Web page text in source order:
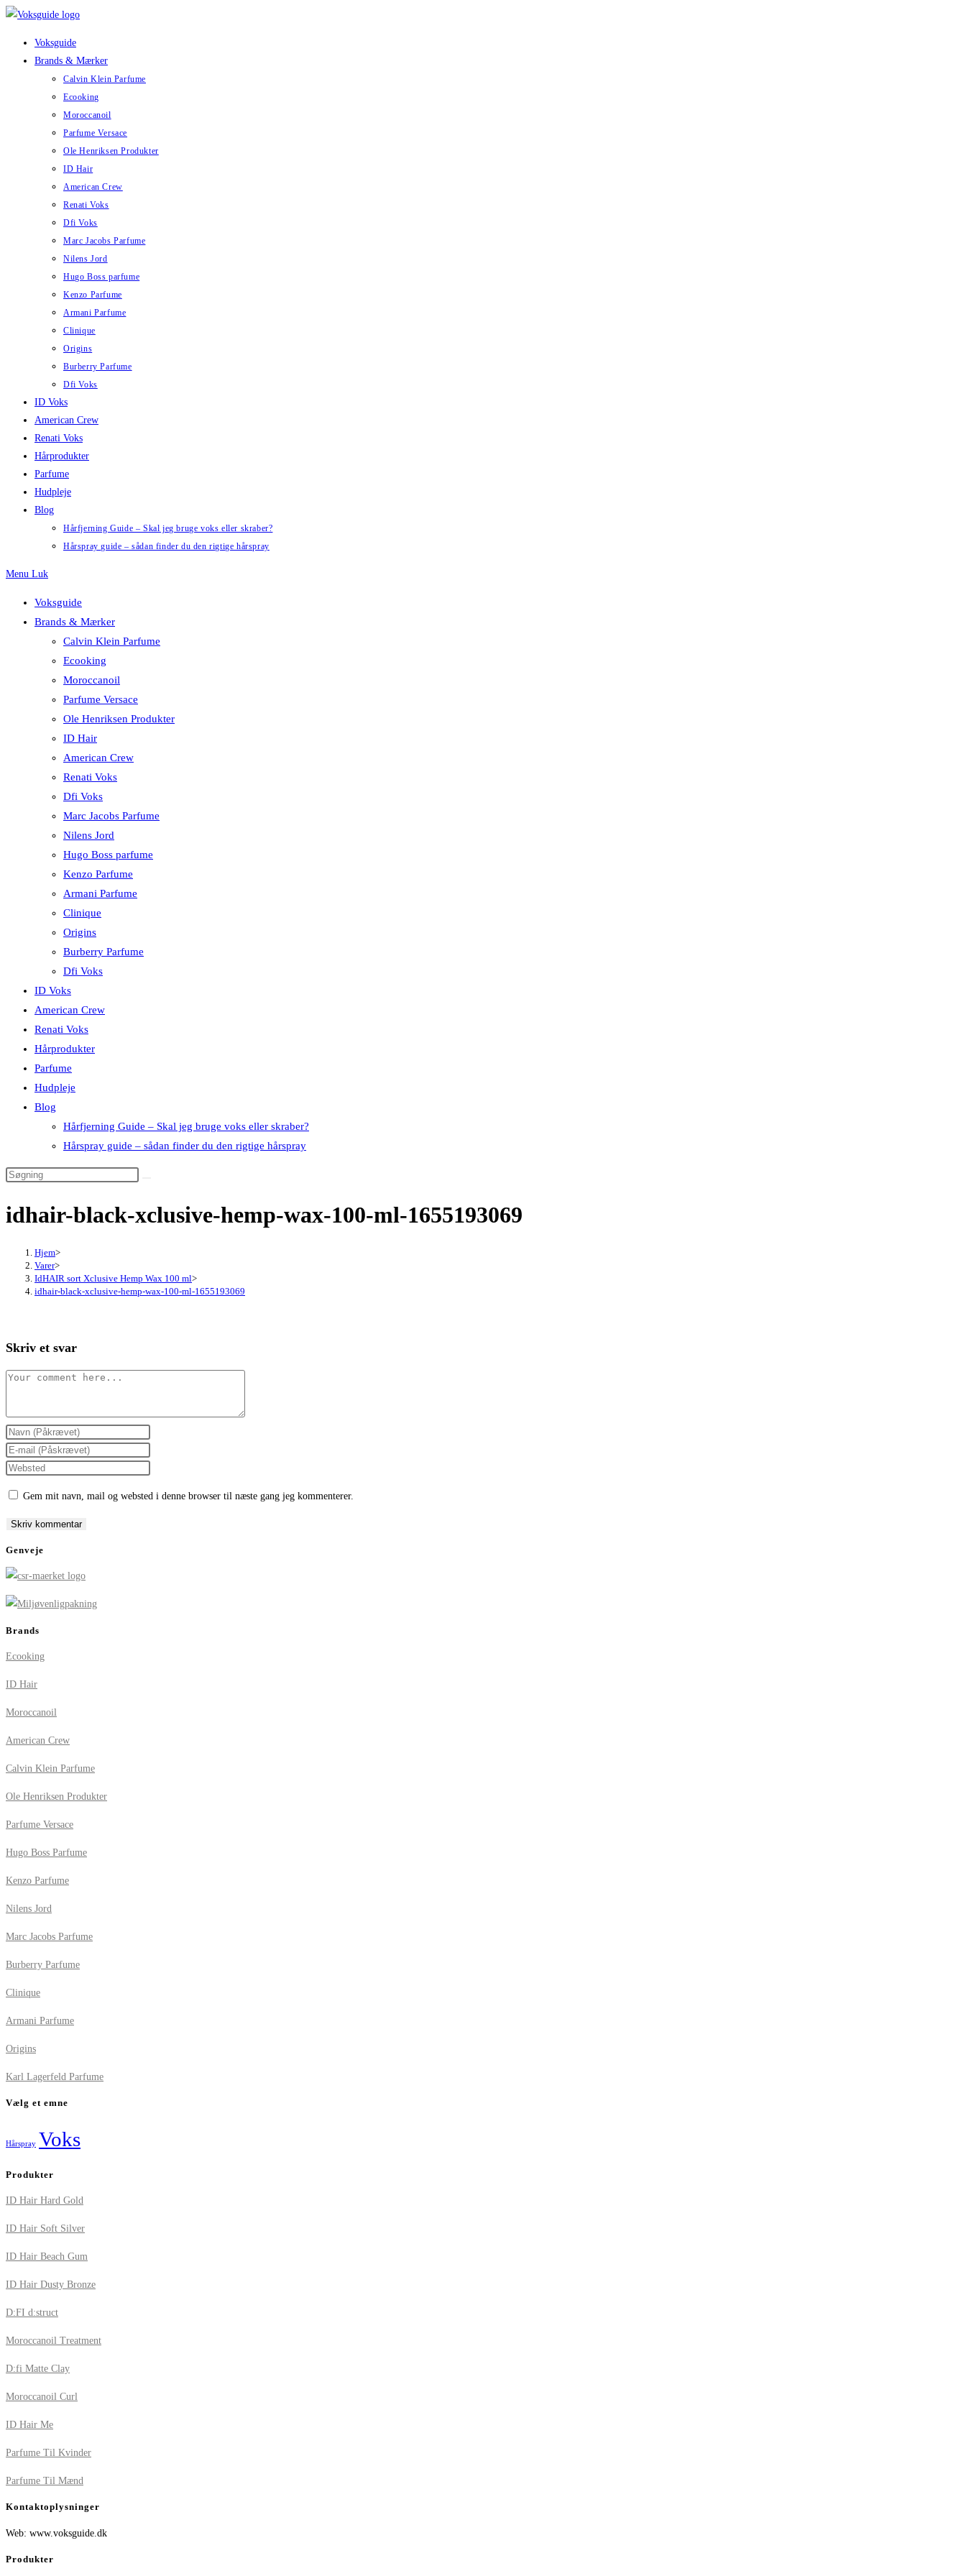
Skip
Voksguide
Brands & Mærker
Calvin Klein Parfume
Ecooking
Moroccanoil
Parfume Versace
Ole Henriksen Produkter
ID Hair
American Crew
Renati Voks
Dfi Voks
Marc Jacobs Parfume
Nilens Jord
Hugo Boss parfume
Kenzo Parfume
Armani Parfume
Clinique
Origins
Burberry Parfume
Dfi Voks
ID Voks
American Crew
Renati Voks
Hårprodukter
Parfume
Hudpleje
Blog
Hårfjerning Guide – Skal jeg bruge voks eller skraber?
Hårspray guide – sådan finder du den rigtige hårspray
Menu Luk
Voksguide
Brands & Mærker
Calvin Klein Parfume
Ecooking
Moroccanoil
Parfume Versace
Ole Henriksen Produkter
ID Hair
American Crew
Renati Voks
Dfi Voks
Marc Jacobs Parfume
Nilens Jord
Hugo Boss parfume
Kenzo Parfume
Armani Parfume
Clinique
Origins
Burberry Parfume
Dfi Voks
ID Voks
American Crew
Renati Voks
Hårprodukter
Parfume
Hudpleje
Blog
Hårfjerning Guide – Skal jeg bruge voks eller skraber?
Hårspray guide – sådan finder du den rigtige hårspray
idhair-black-xclusive-hemp-wax-100-ml-1655193069
Hjem>
Varer>
IdHAIR sort Xclusive Hemp Wax 100 ml>
idhair-black-xclusive-hemp-wax-100-ml-1655193069
Skriv et svar
Comment
Enter
your
name
to
Enter
your
to
Enter
URL
Gem mit navn, mail og websted i denne browser til næste gang jeg kommenterer.
Genveje
Brands
Ecooking
ID Hair
Moroccanoil
American Crew
Calvin Klein Parfume
Ole Henriksen Produkter
Parfume Versace
Hugo Boss Parfume
Kenzo Parfume
Nilens Jord
Marc Jacobs Parfume
Burberry Parfume
Clinique
Armani Parfume
Origins
Karl Lagerfeld Parfume
Vælg et emne
Hårspray Voks
Produkter
ID Hair Hard Gold
ID Hair Soft Silver
ID Hair Beach Gum
ID Hair Dusty Bronze
D:FI d:struct
Moroccanoil Treatment
D:fi Matte Clay
Moroccanoil Curl
ID Hair Me
Parfume Til Kvinder
Parfume Til Mænd
Kontaktoplysninger
Web: www.voksguide.dk
Produkter